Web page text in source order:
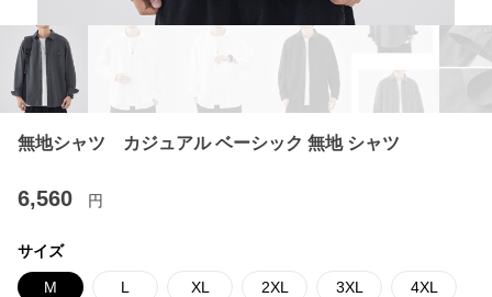
無地シャツ カジュアル ベーシック 無地 シャツ
6,560 円
サイズ
M L XL 2XL 3XL 4XL